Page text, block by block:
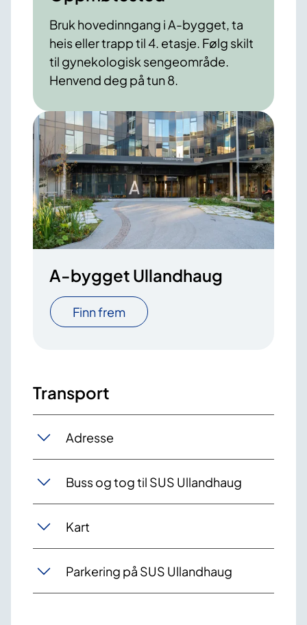
Bruk hovedinngang i A-bygget, ta
heis eller trapp til 4. etasje. Følg skilt
til gynekologisk sengeområde.
Henvend deg på tun 8.
A-bygget Ullandhaug
Finn frem
Transport
Adresse
Buss og tog til SUS Ullandhaug
Kart
Parkering på SUS Ullandhaug